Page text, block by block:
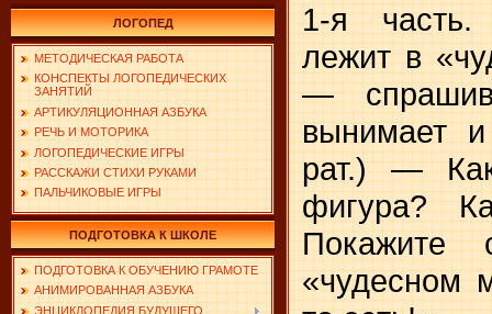
ЛОГОПЕД
МЕТОДИЧЕСКАЯ РАБОТА
КОНСПЕКТЫ ЛОГОПЕДИЧЕСКИХ
ЗАНЯТИЙ
АРТИКУЛЯЦИОННАЯ АЗБУКА
РЕЧЬ И МОТОРИКА
ЛОГОПЕДИЧЕСКИЕ ИГРЫ
РАССКАЖИ СТИХИ РУКАМИ
ПАЛЬЧИКОВЫЕ ИГРЫ
ПОДГОТОВКА К ШКОЛЕ
ПОДГОТОВКА К ОБУЧЕНИЮ ГРАМОТЕ
АНИМИРОВАННАЯ АЗБУКА
ЭНЦИКЛОПЕДИЯ БУДУЩЕГО
1-я часть.
лежит в
—
вынимает
рат.) —
фигура?
Покажите
«чудесном